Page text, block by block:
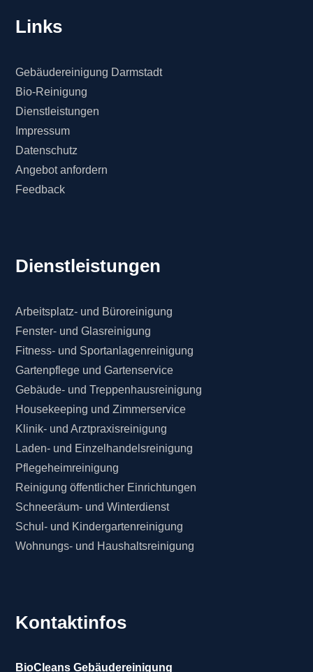
Links
Gebäudereinigung Darmstadt
Bio-Reinigung
Dienstleistungen
Impressum
Datenschutz
Angebot anfordern
Feedback
Dienstleistungen
Arbeitsplatz- und Büroreinigung
Fenster- und Glasreinigung
Fitness- und Sportanlagenreinigung
Gartenpflege und Gartenservice
Gebäude- und Treppenhausreinigung
Housekeeping und Zimmerservice
Klinik- und Arztpraxisreinigung
Laden- und Einzelhandelsreinigung
Pflegeheimreinigung
Reinigung öffentlicher Einrichtungen
Schneeräum- und Winterdienst
Schul- und Kindergartenreinigung
Wohnungs- und Haushaltsreinigung
Kontaktinfos
BioCleans Gebäudereinigung